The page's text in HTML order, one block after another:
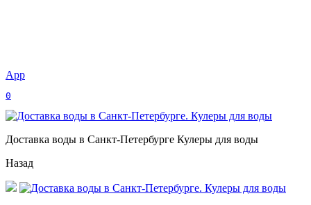
App
0
Доставка воды в Санкт-Петербурге Кулеры для воды
Назад